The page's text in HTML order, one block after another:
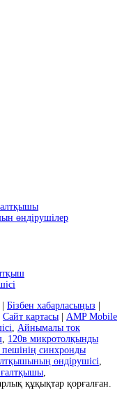
өндірушілер
| Бізбен хабарласыңыз |
Сайт картасы | AMP Mobile
Айнымалы ток
120в микротолқынды
синхронды
өндірушісі
құқықтар қорғалған.